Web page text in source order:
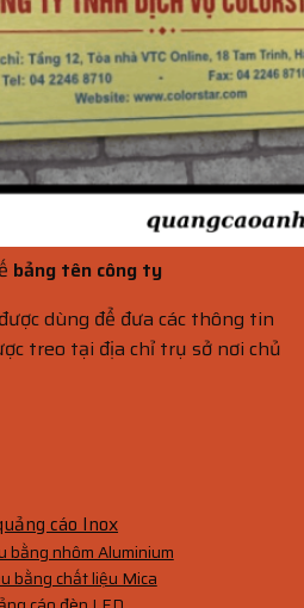
bảng tên công ty
dùng để đưa các thông tin
treo tại địa chỉ trụ sở nơi chủ
cáo Inox
bằng nhôm Aluminium
bằng chất liệu Mica